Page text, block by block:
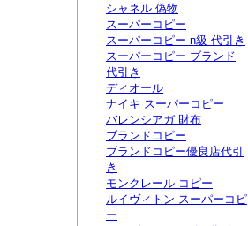
シャネル 偽物
スーパーコピー
スーパーコピー n級 代引き
スーパーコピー ブランド
代引き
ディオール
ナイキ スーパーコピー
バレンシアガ 財布
ブランドコピー
ブランドコピー優良店代引
き
モンクレール コピー
ルイヴィトン スーパーコピ
ー